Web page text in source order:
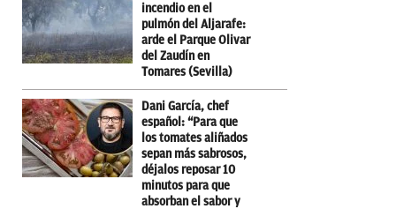
incendio en el
pulmón del Aljarafe:
arde el Parque Olivar
del Zaudín en
Tomares (Sevilla)
Dani García, chef
español: “Para que
los tomates aliñados
sepan más sabrosos,
déjalos reposar 10
minutos para que
absorban el sabor y